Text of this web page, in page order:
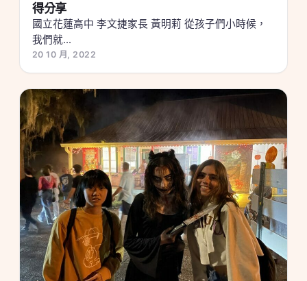
得分享
國立花蓮高中 李文捷家長 黃明莉 從孩子們小時候，
我們就...
20 10 月, 2022